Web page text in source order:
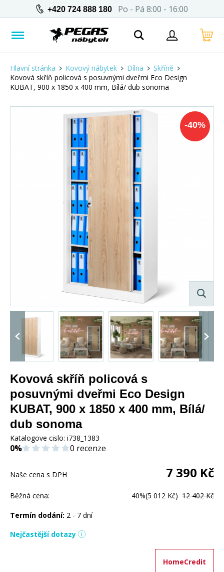
+420 724 888 180 Po - Pá 8:00 - 16:00
Hlavní stránka Kovový nábytek Dílna
Skříně
Kovová skříň policová s posuvnými dveřmi Eco Design
KUBAT, 900 x 1850 x 400 mm, Bílá/ dub sonoma
-40%
Kovová skříň policová s
posuvnými dveřmi Eco Design
KUBAT, 900 x 1850 x 400 mm, Bílá/
dub sonoma
Katalogove cislo: i738_1383
0% 0 recenze
Naše cena s DPH 7 390 Kč
Běžná cena: 40%(5 012 Kč) 12 402 Kč
Termín dodání: 2 - 7 dní
Nejčastější dotazy
HomeCredit